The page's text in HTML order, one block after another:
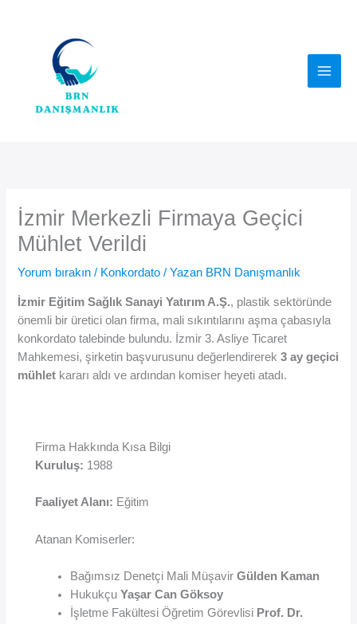
İzmir Merkezli Firmaya Geçici
Mühlet Verildi
Yorum bırakın / Konkordato / Yazan BRN Danışmanlık
İzmir Eğitim Sağlık Sanayi Yatırım A.Ş., plastik sektöründe
önemli bir üretici olan firma, mali sıkıntılarını aşma çabasıyla
konkordato talebinde bulundu. İzmir 3. Asliye Ticaret
Mahkemesi, şirketin başvurusunu değerlendirerek3 ay geçici
mühlet kararı aldı ve ardından komiser heyeti atadı.
Firma Hakkında Kısa Bilgi
Kuruluş: 1988
Faaliyet Alanı: Eğitim
Atanan Komiserler:
Bağımsız Denetçi Mali MüşavirGülden Kaman
HukukçuYaşar Can Göksoy
İşletme Fakültesi Öğretim Görevlisi Prof. Dr.